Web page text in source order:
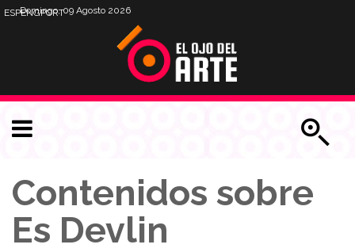
Domingo, 09 Agosto 2026
ESPENGPORT
Contenidos sobre
Es Devlin